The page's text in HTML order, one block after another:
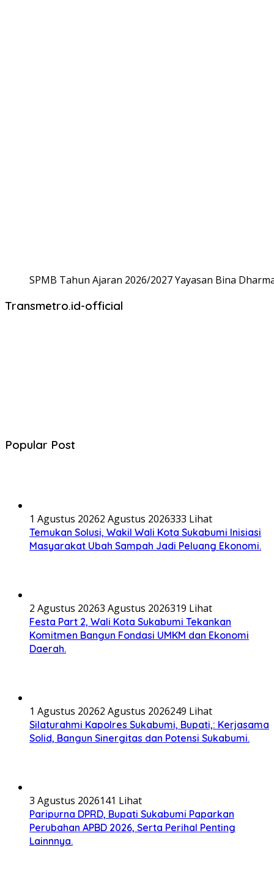
SPMB Tahun Ajaran 2026/2027 Yayasan Bina
Transmetro.id-official
Popular Post
1 Agustus 20262 Agustus 2026333 Lihat
Temukan Solusi, Wakil Wali Kota Sukabumi Inisiasi
Masyarakat Ubah Sampah Jadi Peluang Ekonomi.
2 Agustus 20263 Agustus 2026319 Lihat
Festa Part 2, Wali Kota Sukabumi Tekankan
Komitmen Bangun Fondasi UMKM dan Ekonomi
Daerah.
1 Agustus 20262 Agustus 2026249 Lihat
Silaturahmi Kapolres Sukabumi, Bupati,: Kerjasama
Solid, Bangun Sinergitas dan Potensi Sukabumi.
3 Agustus 2026141 Lihat
Paripurna DPRD, Bupati Sukabumi Paparkan
Perubahan APBD 2026, Serta Perihal Penting
Lainnnya.